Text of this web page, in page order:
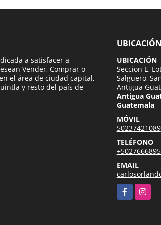
a satisfacer a
Vender, Comprar o
el área de ciudad capital,
y resto del país de
UBICACIÓN
Seccion E,
Salguero,
Antigua
Antigua
Guatemala
MÓVIL
50237421089
TELÉFONO
EMAIL
Facebook